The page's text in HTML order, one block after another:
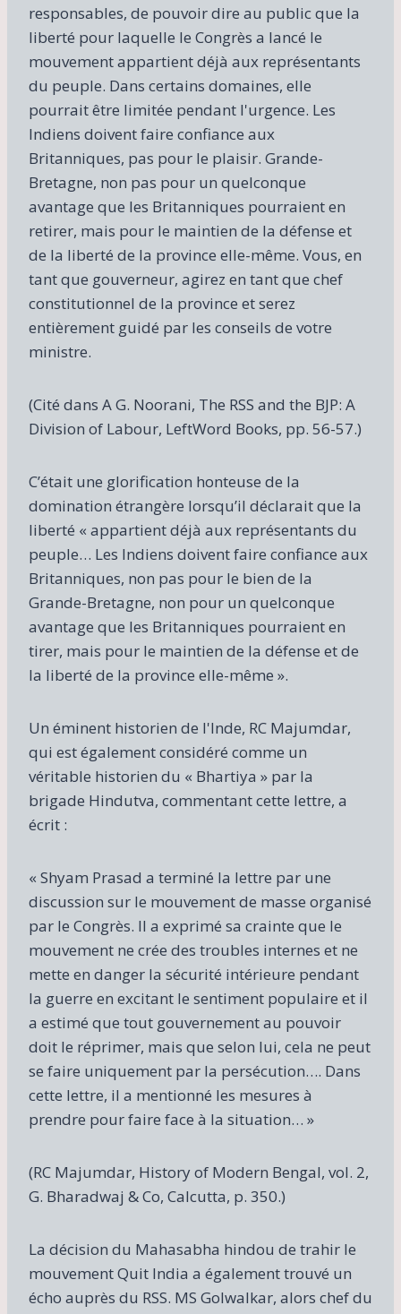
responsables, de pouvoir dire au public que la
liberté pour laquelle le Congrès a lancé le
mouvement appartient déjà aux représentants
du peuple. Dans certains domaines, elle
pourrait être limitée pendant l'urgence. Les
Indiens doivent faire confiance aux
Britanniques, pas pour le plaisir. Grande-
Bretagne, non pas pour un quelconque
avantage que les Britanniques pourraient en
retirer, mais pour le maintien de la défense et
de la liberté de la province elle-même. Vous, en
tant que gouverneur, agirez en tant que chef
constitutionnel de la province et serez
entièrement guidé par les conseils de votre
ministre.
(Cité dans A G. Noorani, The RSS and the BJP: A
Division of Labour, LeftWord Books, pp. 56-57.)
C’était une glorification honteuse de la
domination étrangère lorsqu’il déclarait que la
liberté « appartient déjà aux représentants du
peuple… Les Indiens doivent faire confiance aux
Britanniques, non pas pour le bien de la
Grande-Bretagne, non pour un quelconque
avantage que les Britanniques pourraient en
tirer, mais pour le maintien de la défense et de
la liberté de la province elle-même ».
Un éminent historien de l'Inde, RC Majumdar,
qui est également considéré comme un
véritable historien du « Bhartiya » par la
brigade Hindutva, commentant cette lettre, a
écrit :
« Shyam Prasad a terminé la lettre par une
discussion sur le mouvement de masse organisé
par le Congrès. Il a exprimé sa crainte que le
mouvement ne crée des troubles internes et ne
mette en danger la sécurité intérieure pendant
la guerre en excitant le sentiment populaire et il
a estimé que tout gouvernement au pouvoir
doit le réprimer, mais que selon lui, cela ne peut
se faire uniquement par la persécution…. Dans
cette lettre, il a mentionné les mesures à
prendre pour faire face à la situation… »
(RC Majumdar, History of Modern Bengal, vol. 2,
G. Bharadwaj & Co, Calcutta, p. 350.)
La décision du Mahasabha hindou de trahir le
mouvement Quit India a également trouvé un
écho auprès du RSS. MS Golwalkar, alors chef du